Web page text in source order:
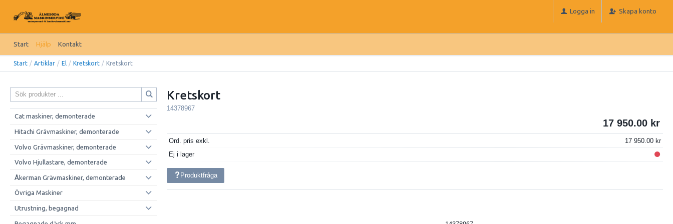
Logga in Skapa konto
Start Hjälp Kontakt
Start / Artiklar / El / Kretskort / Kretskort
Cat maskiner, demonterade
Hitachi Grävmaskiner, demonterade
Volvo Grävmaskiner, demonterade
Volvo Hjullastare, demonterade
Åkerman Grävmaskiner, demonterade
Övriga Maskiner
Utrustning, begagnad
Kretskort
14378967
17 950.00
Ord. pris exkl.
17 950.00
Ej i lager
Produktfråga